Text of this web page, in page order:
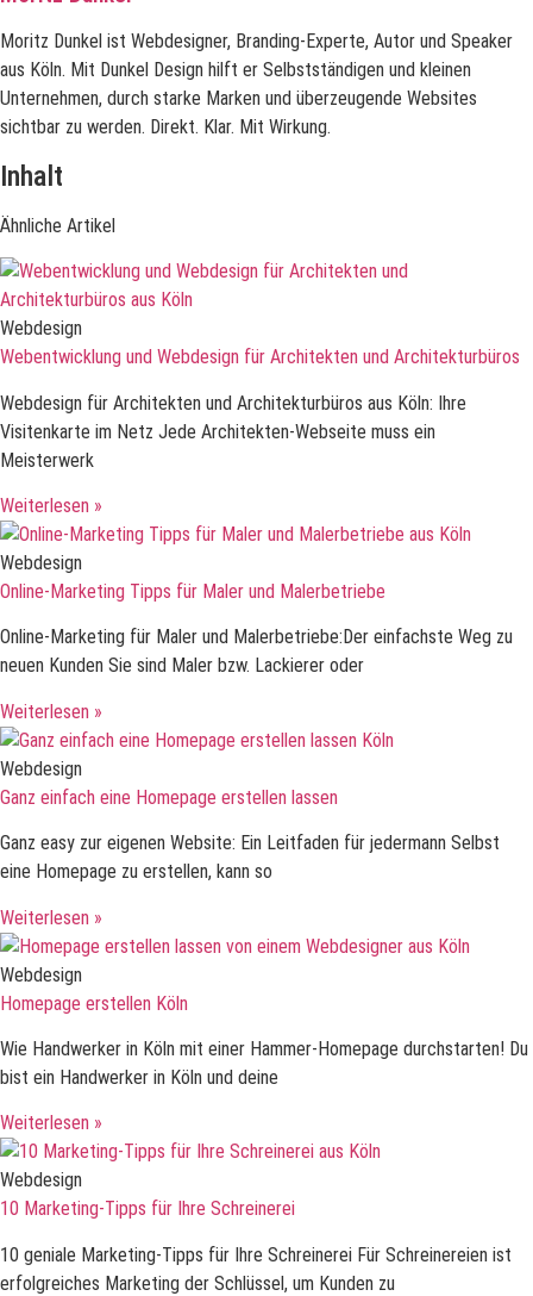
Moritz Dunkel ist Webdesigner, Branding-Experte, Autor und Speaker
aus Köln. Mit Dunkel Design hilft er Selbstständigen und kleinen
Unternehmen, durch starke Marken und überzeugende Websites
sichtbar zu werden. Direkt. Klar. Mit Wirkung.
Inhalt
Ähnliche Artikel
Webdesign
Webentwicklung und Webdesign für Architekten und Architekturbüros
Webdesign für Architekten und Architekturbüros aus Köln: Ihre
Visitenkarte im Netz Jede Architekten-Webseite muss ein
Meisterwerk
Weiterlesen »
Webdesign
Online-Marketing Tipps für Maler und Malerbetriebe
Online-Marketing für Maler und Malerbetriebe:Der einfachste Weg zu
neuen Kunden Sie sind Maler bzw. Lackierer oder
Weiterlesen »
Webdesign
Ganz einfach eine Homepage erstellen lassen
Ganz easy zur eigenen Website: Ein Leitfaden für jedermann Selbst
eine Homepage zu erstellen, kann so
Weiterlesen »
Webdesign
Homepage erstellen Köln
Wie Handwerker in Köln mit einer Hammer-Homepage durchstarten! Du
bist ein Handwerker in Köln und deine
Weiterlesen »
Webdesign
10 Marketing-Tipps für Ihre Schreinerei
10 geniale Marketing-Tipps für Ihre Schreinerei Für Schreinereien ist
erfolgreiches Marketing der Schlüssel, um Kunden zu